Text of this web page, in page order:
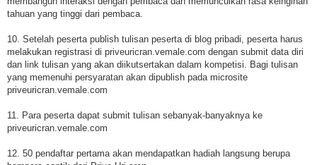
tahuan yang tinggi dari pembaca.
10. Setelah peserta publish tulisan peserta di blog pribadi, peserta harus
melakukan registrasi di priveuricran.vemale.com dengan submit data diri
dan link tulisan yang akan diikutsertakan dalam kompetisi. Bagi tulisan
yang memenuhi persyaratan akan dipublish pada microsite
priveuricran.vemale.com
11. Para peserta dapat submit tulisan sebanyak-banyaknya ke
priveuricran.vemale.com
12. 50 pendaftar pertama akan mendapatkan hadiah langsung berupa